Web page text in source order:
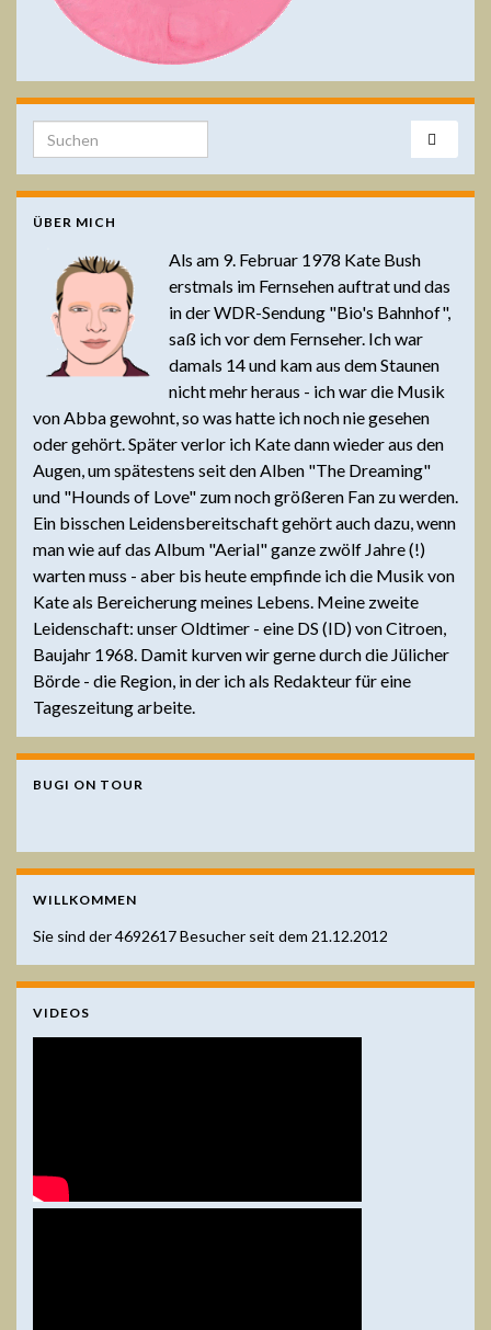
Search for:
ÜBER MICH
Als am 9. Februar 1978 Kate Bush
erstmals im Fernsehen auftrat und das
in der WDR-Sendung "Bio's Bahnhof",
saß ich vor dem Fernseher. Ich war
damals 14 und kam aus dem Staunen
nicht mehr heraus - ich war die Musik
von Abba gewohnt, so was hatte ich noch nie gesehen
oder gehört. Später verlor ich Kate dann wieder aus den
Augen, um spätestens seit den Alben "The Dreaming"
und "Hounds of Love" zum noch größeren Fan zu werden.
Ein bisschen Leidensbereitschaft gehört auch dazu, wenn
man wie auf das Album "Aerial" ganze zwölf Jahre (!)
warten muss - aber bis heute empfinde ich die Musik von
Kate als Bereicherung meines Lebens. Meine zweite
Leidenschaft: unser Oldtimer - eine DS (ID) von Citroen,
Baujahr 1968. Damit kurven wir gerne durch die Jülicher
Börde - die Region, in der ich als Redakteur für eine
Tageszeitung arbeite.
BUGI ON TOUR
WILLKOMMEN
Sie sind der4692617Besucher seit dem 21.12.2012
VIDEOS